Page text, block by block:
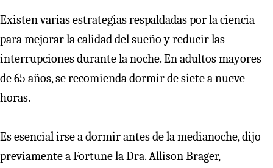
Existen varias estrategias respaldadas por la ciencia
para mejorar la calidad del sueño y reducir las
interrupciones durante la noche. En adultos mayores
de 65 años, se recomienda dormir de siete a nueve
horas.
Es esencial irse a dormir antes de la medianoche, dijo
previamente a Fortune la Dra. Allison Brager,